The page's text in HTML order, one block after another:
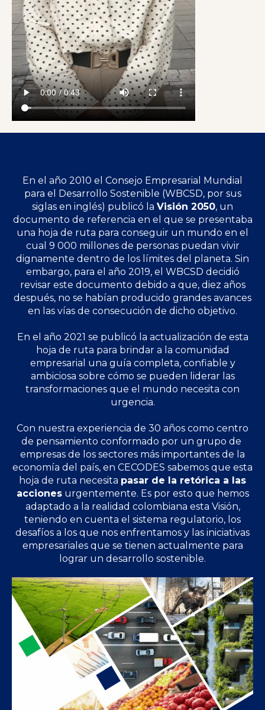
En el año 2010 el Consejo Empresarial Mundial
para el Desarrollo Sostenible (WBCSD, por sus
siglas en inglés) publicó la Visión 2050, un
documento de referencia en el que se presentaba
una hoja de ruta para conseguir un mundo en el
cual 9 000 millones de personas puedan vivir
dignamente dentro de los límites del planeta. Sin
embargo, para el año 2019, el WBCSD decidió
revisar este documento debido a que, diez años
después, no se habían producido grandes avances
en las vías de consecución de dicho objetivo.
En el año 2021 se publicó la actualización de esta
hoja de ruta para brindar a la comunidad
empresarial una guía completa, confiable y
ambiciosa sobre cómo se pueden liderar las
transformaciones que el mundo necesita con
urgencia.
Con nuestra experiencia de 30 años como centro
de pensamiento conformado por un grupo de
empresas de los sectores más importantes de la
economía del país, en CECODES sabemos que esta
hoja de ruta necesita pasar de la retórica a las
accionesurgentemente. Es por esto que hemos
adaptado a la realidad colombiana esta Visión,
teniendo en cuenta el sistema regulatorio, los
desafíos a los que nos enfrentamos y las iniciativas
empresariales que se tienen actualmente para
lograr un desarrollo sostenible.